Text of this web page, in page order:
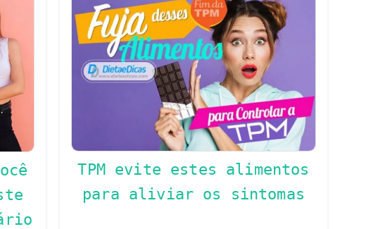
TPM evite estes alimentos
para aliviar os sintomas